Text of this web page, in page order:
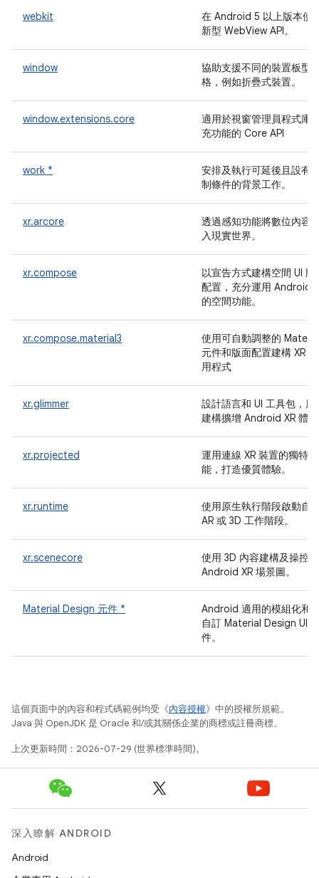
webkit
在 Android 5 以上版本使
新型 WebView API。
window
協助支援不同的裝置板型
格，例如折疊式裝置。
window.extensions.core
適用於視窗管理員程式庫
充功能的 Core API
work *
安排及執行可延後且設有
制條件的背景工作。
xr.arcore
透過感知功能將數位內容
入現實世界。
xr.compose
以宣告方式建構空間 UI 版
配置，充分運用 Android
的空間功能。
xr.compose.material3
使用可自動調整的
元件和版面配置建構 XR 應
用程式
xr.glimmer
設計語言和 UI 工具包，用
建構擴增 Android XR 體驗
xr.projected
運用連線 XR 裝置的獨特功
能，打造優質體驗。
xr.runtime
使用原生執行階段啟動自
AR 或 3D 工作階段。
xr.scenecore
使用 3D 內容建構及操控
Android XR 場景圖。
Material Design 元件 *
Android 適用的模組化和
自訂 Material Design UI
件。
這個頁面中的內容和程式碼範例均受《內容授權》中的授權所規範。
Java 與 OpenJDK 是 Oracle 和/或其關係企業的商標或註冊商標。
上次更新時間：2026-07-29 (世界標準時間)。
深入瞭解 ANDROID
Android